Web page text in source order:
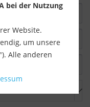
bei der Nutzung
Website.
um unsere
Alle anderen
Maps).